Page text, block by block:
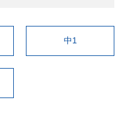
中1